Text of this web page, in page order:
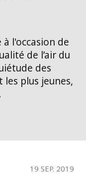
l'occasion de
de l’air du
des
plus jeunes,
19 SEP. 2019